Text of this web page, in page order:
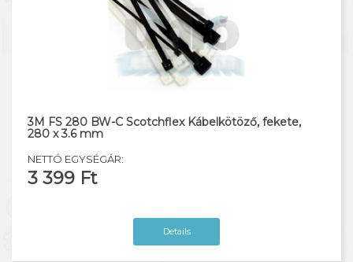
3M FS 280 BW-C Scotchflex Kábelkötöző, fekete,
280 x 3.6 mm
NETTÓ EGYSÉGÁR:
3 399 Ft
Details